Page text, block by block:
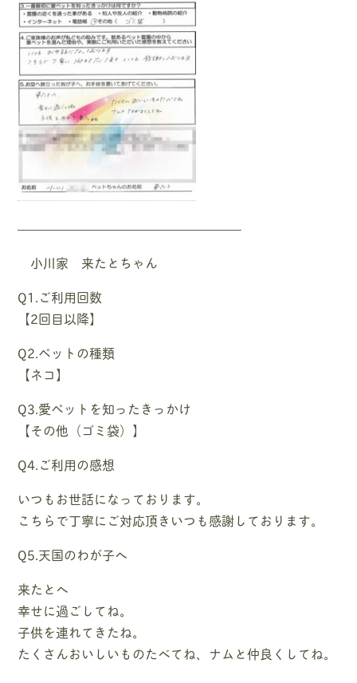
—————————————————–
小川家 来たとちゃん
Q1.ご利用回数
【2回目以降】
Q2.ペットの種類
【ネコ】
Q3.愛ペットを知ったきっかけ
【その他（ゴミ袋）】
Q4.ご利用の感想
いつもお世話になっております。
こちらで丁寧にご対応頂きいつも感謝しております。
Q5.天国のわが子へ
来たとへ
幸せに過ごしてね。
子供を連れてきたね。
たくさんおいしいものたべてね、ナムと仲良くしてね。